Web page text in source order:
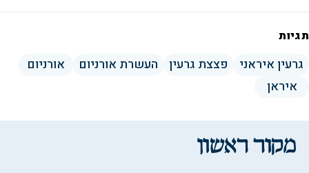
תגיות
גרעין איראני פצצת גרעין העשרת אורניום
אורניום
איראן